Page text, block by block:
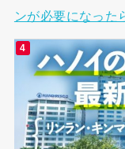
ンが必要になった